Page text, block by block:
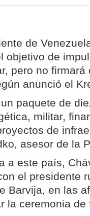
de
objetivo de
pero no
anunció el
paquete de
militar,
de
asesor de la
a este país,
el presidente
Barvija, en las
la ceremonia